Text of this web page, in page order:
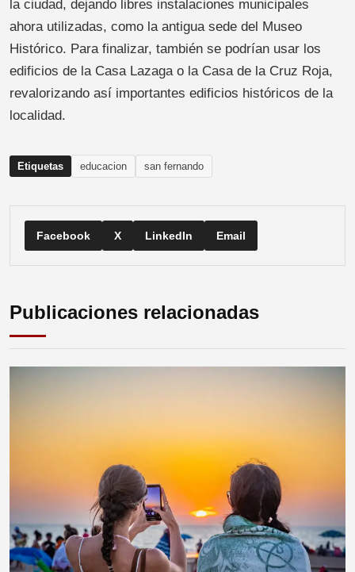
la ciudad, dejando libres instalaciones municipales
ahora utilizadas, como la antigua sede del Museo
Histórico. Para finalizar, también se podrían usar los
edificios de la Casa Lazaga o la Casa de la Cruz Roja,
revalorizando así importantes edificios históricos de la
localidad.
Etiquetas educacion san fernando
Facebook X LinkedIn Email
Publicaciones relacionadas